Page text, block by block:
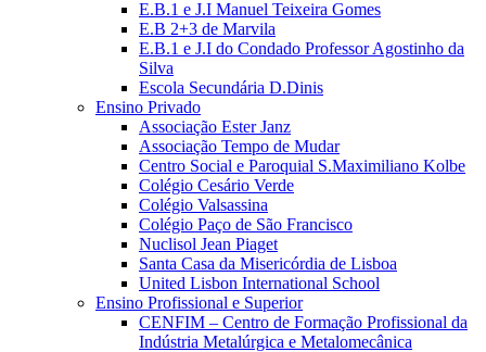
E.B.1 e J.I Manuel Teixeira Gomes
E.B 2+3 de Marvila
E.B.1 e J.I do Condado Professor Agostinho da
Silva
Escola Secundária D.Dinis
Ensino Privado
Associação Ester Janz
Associação Tempo de Mudar
Centro Social e Paroquial S.Maximiliano Kolbe
Colégio Cesário Verde
Colégio Valsassina
Colégio Paço de São Francisco
Nuclisol Jean Piaget
Santa Casa da Misericórdia de Lisboa
United Lisbon International School
Ensino Profissional e Superior
CENFIM – Centro de Formação Profissional da
Indústria Metalúrgica e Metalomecânica